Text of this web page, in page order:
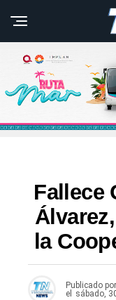
Fallece
la
Publicado por
el
sábado,